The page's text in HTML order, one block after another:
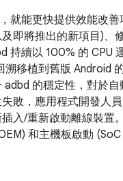
就能更快提供效能改
即將推出的新項目)、
持續以 100% 的 CPU
溯移植到舊版 Android
adbd 的穩定性，對於
敗，應用程式開發人
入/重新啟動離線裝置
和主機板啟動 (SoC